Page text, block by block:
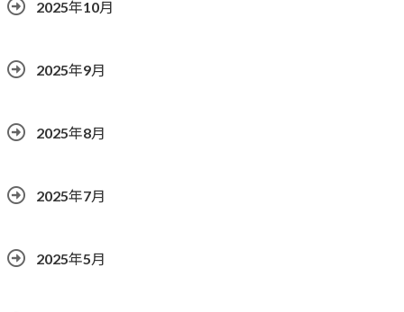
2025年10月
2025年9月
2025年8月
2025年7月
2025年5月